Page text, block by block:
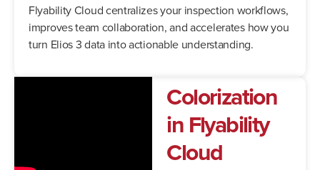
Flyability Cloud centralizes your inspection workflows,
improves team collaboration, and accelerates how you
turn Elios 3 data into actionable understanding.
Colorization
in Flyability
Cloud